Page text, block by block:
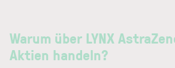
Warum über LYNX
Aktien handeln?